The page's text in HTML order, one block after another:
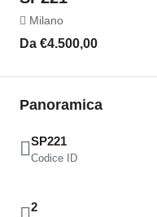
Milano
Da €4.500,00
Panoramica
SP221
Codice ID
2